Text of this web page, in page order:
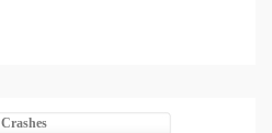
Crashes